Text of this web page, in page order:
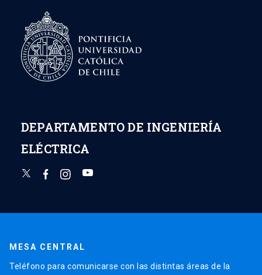
DEPARTAMENTO DE INGENIERÍA
ELÉCTRICA
MESA CENTRAL
Teléfono para comunicarse con las distintas áreas de la